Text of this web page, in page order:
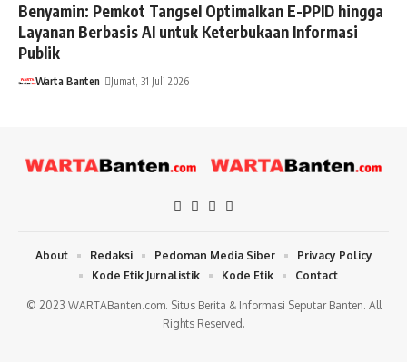
Benyamin: Pemkot Tangsel Optimalkan E-PPID hingga
Layanan Berbasis AI untuk Keterbukaan Informasi
Publik
Warta Banten Jumat, 31 Juli 2026
© 2023 WARTABanten.com. Situs Berita & Informasi Seputar Banten. All
Rights Reserved.
About Redaksi Pedoman Media Siber
Privacy Policy
Kode Etik Jurnalistik
Kode Etik Contact